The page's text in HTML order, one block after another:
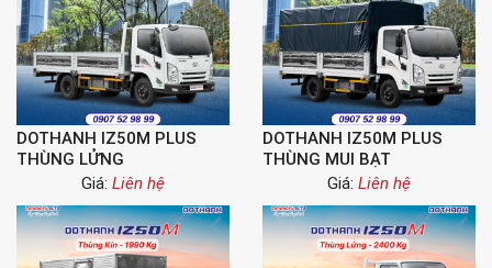
DOTHANH IZ50M PLUS
THÙNG LỬNG
Giá: Liên hệ
DOTHANH IZ50M PLUS
THÙNG MUI BẠT
Giá: Liên hệ